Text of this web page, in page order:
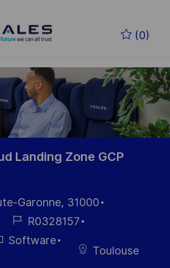
(0)
Landing Zone GCP
Garonne, 31000
Job-
ID
R0328157
Software
Toulouse